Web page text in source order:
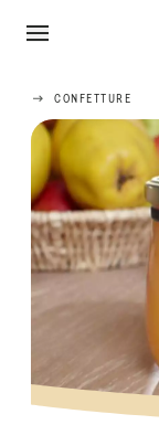
CONFETTURE